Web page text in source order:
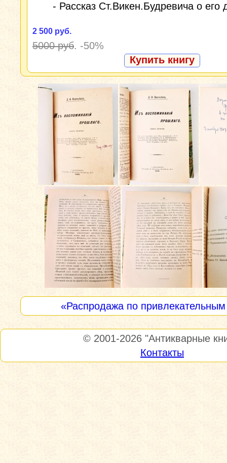
- Рассказ Ст.Викен.Будревича о его
2 500 руб.
5000 руб. -50%
Купить книгу
«Распродажа по
© 2001-2026 "Антикварные
Контакты